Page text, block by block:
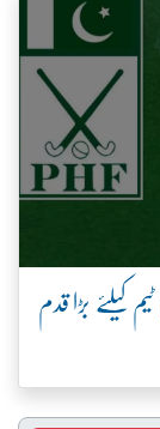
بڑا قدم